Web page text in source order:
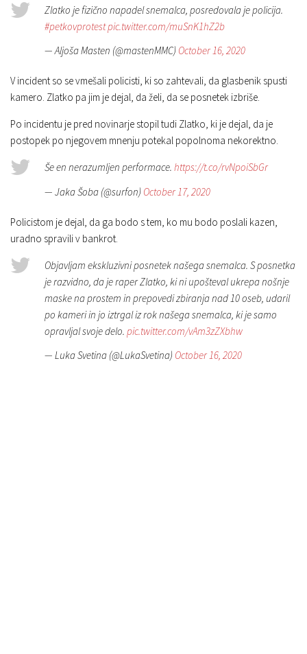
Zlatko je fizično napadel snemalca, posredovala je policija.
#petkovprotestpic.twitter.com/muSnK1hZ2b
— Aljoša Masten (@mastenMMC) October 16, 2020
V incident so se vmešali policisti, ki so zahtevali, da glasbenik spusti
kamero. Zlatko pa jim je dejal, da želi, da se posnetek izbriše.
Po incidentu je pred novinarje stopil tudi Zlatko, ki je dejal, da je
postopek po njegovem mnenju potekal popolnoma nekorektno.
Še en nerazumljen performace. https://t.co/rvNpoiSbGr
— Jaka Šoba (@surfon) October 17, 2020
Policistom je dejal, da ga bodo s tem, ko mu bodo poslali kazen,
uradno spravili v bankrot.
Objavljam ekskluzivni posnetek našega snemalca. S posnetka
je razvidno, da je raper Zlatko, ki ni upošteval ukrepa nošnje
maske na prostem in prepovedi zbiranja nad 10 oseb, udaril
po kameri in jo iztrgal iz rok našega snemalca, ki je samo
opravljal svoje delo. pic.twitter.com/vAm3zZXbhw
— Luka Svetina (@LukaSvetina) October 16, 2020